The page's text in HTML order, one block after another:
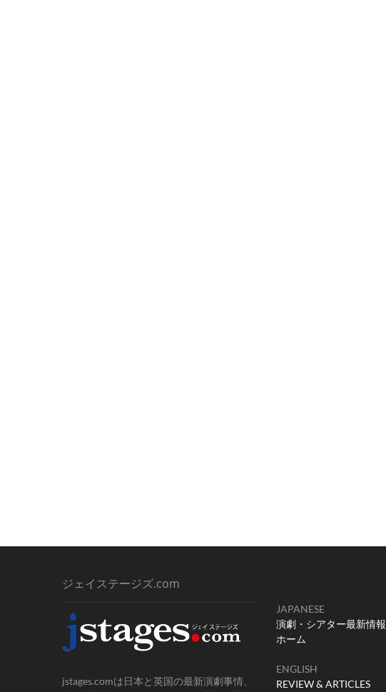
ジェイステージズ.com
jstages.comは日本と英国の最新演劇事情、
JAPANESE
演劇・シアター最新情報
ホーム
ENGLISH
REVIEW & ARTICLES